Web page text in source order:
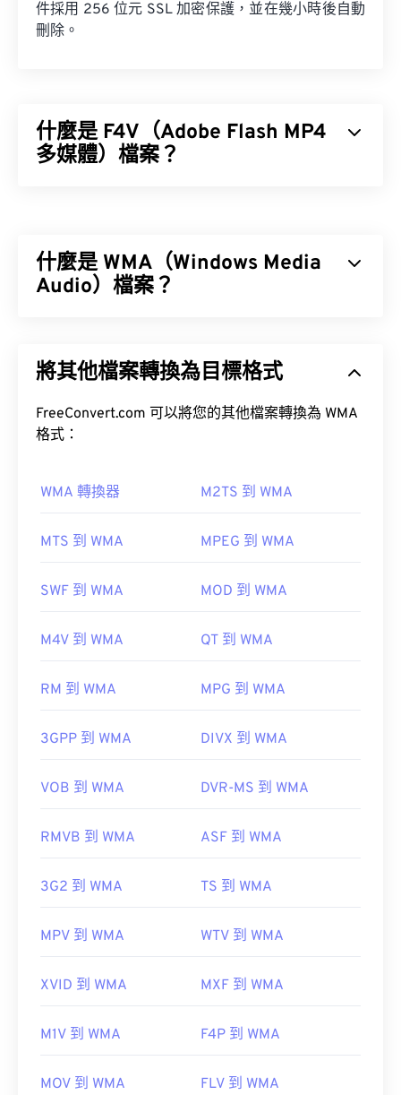
件採用 256 位元 SSL 加密保護，並在幾小時後自動
刪除。
什麼是 F4V（Adobe Flash MP4
多媒體）檔案？
F4V 通常被稱為「Flash 視訊」。
編解碼器
如何開啟 F4V 檔案？
在大多數平台上，F4V 檔案預設使用Adobe Flash
Player
外掛程式。
初始發布：2007
https://en.wikipedia.org/wiki/Flash_Video
https://www.iso.org/standard/68960.html
什麼是 WMA（Windows Media
Audio）檔案？
編解碼器，也是一種音訊格式。自 1999 年誕生以
Pro、WMA Voice。
Windows Media
如何開啟WMA檔案？
Player支援WMA文件，並且通常是開啟這些檔案的
他播放器和程式也支援這種檔案類型。
其他可以開啟 WMA 檔案的程式包括VLC 媒體播放
OverDrive Media
https://docs.microsoft.com/en-
將其他檔案轉換為目標格式
FreeConvert.com 可以將您的其他檔案轉換為 WMA
格式：
WMA 轉換器 M2TS 到 WMA
MTS 到 WMA MPEG 到 WMA
SWF 到 WMA MOD 到 WMA
M4V 到 WMA QT 到 WMA
RM 到 WMA MPG 到 WMA
3GPP 到 WMA DIVX 到 WMA
VOB 到 WMA DVR-MS 到 WMA
RMVB 到 WMA ASF 到 WMA
3G2 到 WMA TS 到 WMA
MPV 到 WMA WTV 到 WMA
XVID 到 WMA MXF 到 WMA
M1V 到 WMA F4P 到 WMA
MOV 到 WMA FLV 到 WMA